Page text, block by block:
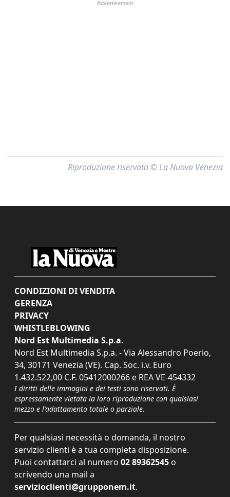
Riproduzione riservata © La Nuova Venezia
CONDIZIONI DI VENDITA
GERENZA
PRIVACY
WHISTLEBLOWING
Nord Est Multimedia S.p.a.
Nord Est Multimedia S.p.a. - Via Alessandro Poerio,
34, 30171 Venezia (VE). Cap. Soc. i.v. Euro
1.432.522,00 C.F. 05412000266 e REA VE-454332
I diritti delle immagini e dei testi sono riservati. È
espressamente vietata la loro riproduzione con qualsiasi
mezzo e l'adattamento totale o parziale.
Per qualsiasi necessità o domanda, il nostro
servizio clienti è a tua completa disposizione.
Puoi contattarci al numero 02 89362545 o
scrivendo una mail a
servizioclienti@grupponem.it.